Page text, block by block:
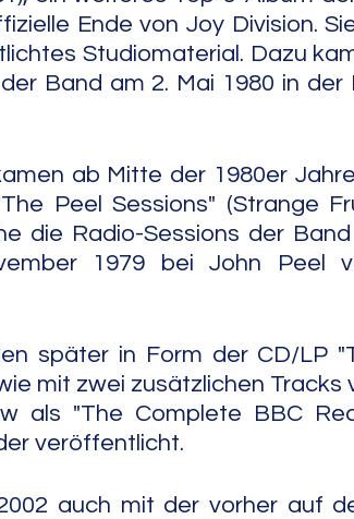
Ende von Joy Division.
Studiomaterial. Dazu
Band am 2. Mai 1980 in der
ab Mitte der 1980er
Peel Sessions" (Strange
die Radio-Sessions der
1979 bei John Peel
später in Form der CD/LP
mit zwei zusätzlichen Tracks
als "The Complete BBC
veröffentlicht.
auch mit der vorher auf